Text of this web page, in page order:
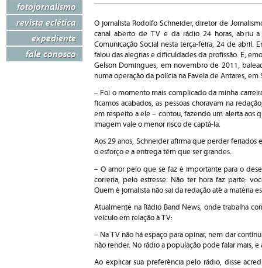
fotojornalismo
revista eclética
expediente
fale conosco
O jornalista Rodolfo Schneider, diretor de
canal aberto de TV e da rádio 24 horas, abriu
Comunicação Social nesta terça-feira, 24 de abril.
falou das alegrias e dificuldades da profissão. E,
Gelson Domingues, em novembro de 2011,
numa operação da polícia na Favela de Antares, em
– Foi o momento mais complicado da minha
ficamos acabados, as pessoas choravam na
em respeito a ele – contou, fazendo um alerta aos
imagem vale o menor risco de captá-la.
Aos 29 anos, Schneider afirma que perder
o esforço e a entrega têm que ser grandes.
– O amor pelo que se faz é importante para o
correria, pelo estresse. Não ter hora faz parte:
Quem é jornalista não sai da redação até a matéria
Atualmente na Rádio Band News, onde trabalha
veículo em relação à TV:
– Na TV não há espaço para opinar, nem dar
não render. No rádio a população pode falar mais,
Ao explicar sua preferência pelo rádio, disse